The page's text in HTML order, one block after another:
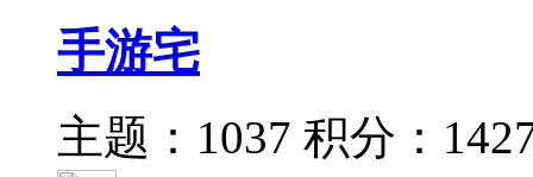
手游宅
主题：1037 积分：